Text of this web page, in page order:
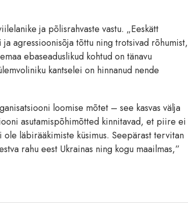
ja põlisrahvaste vastu. „Eeskätt
agressioonisõja tõttu ning trotsivad rõhumist,
ebaseaduslikud kohtud on tänavu
kantselei on hinnanud nende
loomise mõtet – see kasvas välja
asutamispõhimõtted kinnitavad, et piire ei
läbirääkimiste küsimus. Seepärast tervitan
rahu eest Ukrainas ning kogu maailmas,”